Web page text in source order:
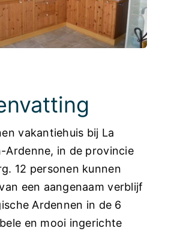
vakantiehuis bij La
Ardenne, in de provincie
12 personen kunnen
een aangenaam verblijf
Ardennen in de 6
en mooi ingerichte